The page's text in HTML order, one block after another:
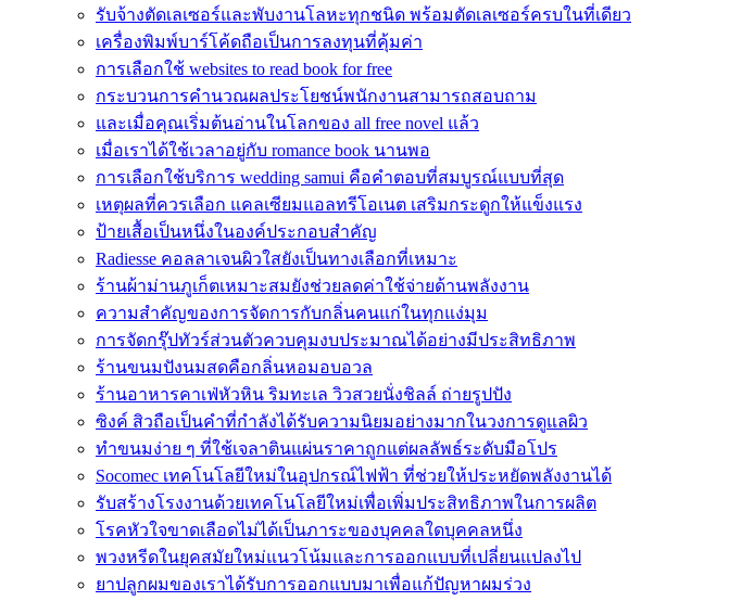
รับจ้างตัดเลเซอร์และพับงานโลหะทุกชนิด พร้อมตัดเลเซอร์ครบในที่เดียว
เครื่องพิมพ์บาร์โค้ดถือเป็นการลงทุนที่คุ้มค่า
การเลือกใช้ websites to read book for free
กระบวนการคำนวณผลประโยชน์พนักงานสามารถสอบถาม
และเมื่อคุณเริ่มต้นอ่านในโลกของ all free novel แล้ว
เมื่อเราได้ใช้เวลาอยู่กับ romance book นานพอ
การเลือกใช้บริการ wedding samui คือคำตอบที่สมบูรณ์แบบที่สุด
เหตุผลที่ควรเลือก แคลเซียมแอลทรีโอเนต เสริมกระดูกให้แข็งแรง
ป้ายเสื้อเป็นหนึ่งในองค์ประกอบสำคัญ
Radiesse คอลลาเจนผิวใสยังเป็นทางเลือกที่เหมาะ
ร้านผ้าม่านภูเก็ตเหมาะสมยังช่วยลดค่าใช้จ่ายด้านพลังงาน
ความสำคัญของการจัดการกับกลิ่นคนแก่ในทุกแง่มุม
การจัดกรุ๊ปทัวร์ส่วนตัวควบคุมงบประมาณได้อย่างมีประสิทธิภาพ
ร้านขนมปังนมสดคือกลิ่นหอมอบอวล
ร้านอาหารคาเฟ่หัวหิน ริมทะเล วิวสวยนั่งชิลล์ ถ่ายรูปปัง
ซิงค์ สิวถือเป็นคำที่กำลังได้รับความนิยมอย่างมากในวงการดูแลผิว
ทำขนมง่าย ๆ ที่ใช้เจลาตินแผ่นราคาถูกแต่ผลลัพธ์ระดับมือโปร
Socomec เทคโนโลยีใหม่ในอุปกรณ์ไฟฟ้า ที่ช่วยให้ประหยัดพลังงานได้
รับสร้างโรงงานด้วยเทคโนโลยีใหม่เพื่อเพิ่มประสิทธิภาพในการผลิต
โรคหัวใจขาดเลือดไม่ได้เป็นภาระของบุคคลใดบุคคลหนึ่ง
พวงหรีดในยุคสมัยใหม่แนวโน้มและการออกแบบที่เปลี่ยนแปลงไป
ยาปลูกผมของเราได้รับการออกแบบมาเพื่อแก้ปัญหาผมร่วง